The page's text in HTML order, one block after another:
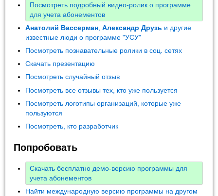
Посмотреть подробный видео-ролик о программе
для учета абонементов
Анатолий Вассерман ,Александр Друзь и другие
известные люди о программе "УСУ"
Посмотреть познавательные ролики в соц. сетях
Скачать презентацию
Посмотреть случайный отзыв
Посмотреть все отзывы тех, кто уже пользуется
Посмотреть логотипы организаций, которые уже
пользуются
Посмотреть, кто разработчик
Попробовать
Скачать бесплатно демо-версию программы для
учета абонементов
Найти международную версию программы на другом